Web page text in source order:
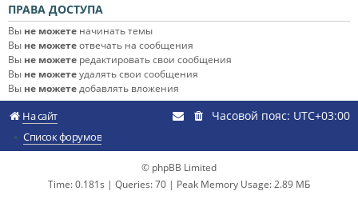
ПРАВА ДОСТУПА
Вы не можете начинать темы
Вы не можетеотвечать на сообщения
Вы не можете редактировать свои сообщения
Вы не можетеудалять свои сообщения
Вы не можетедобавлять вложения
На сайт
Список форумов
Часовой пояс: UTC+03:00
© phpBB Limited
Time: 0.181s | Queries: 70 | Peak Memory Usage: 2.89 МБ